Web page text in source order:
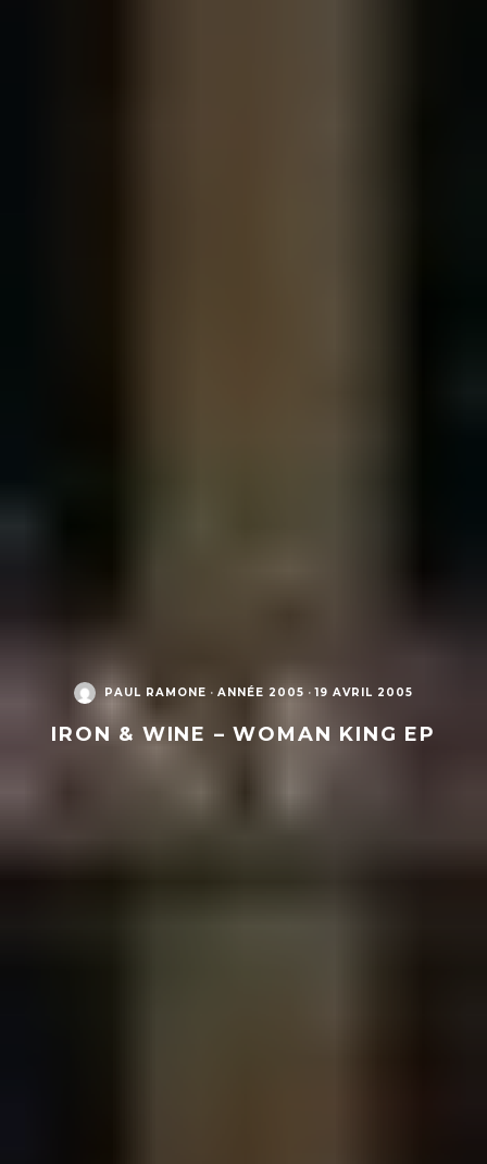
PAUL RAMONE · ANNÉE 2005 · 19 AVRIL 2005
IRON & WINE – WOMAN KING EP